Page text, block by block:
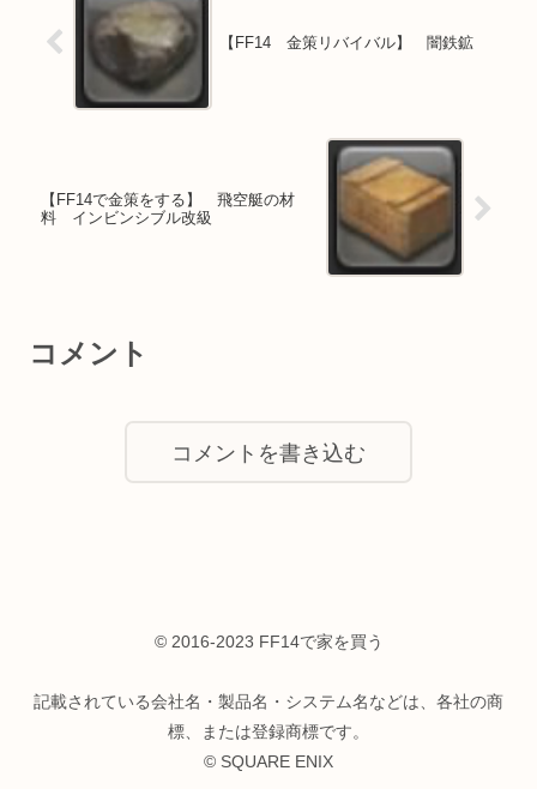
【FF14 金策リバイバル】 闇鉄鉱
【FF14で金策をする】 飛空艇の材
料 インビンシブル改級
コメント
コメントを書き込む
© 2016-2023 FF14で家を買う
記載されている会社名・製品名・システム名などは、各社の商
標、または登録商標です。
© SQUARE ENIX